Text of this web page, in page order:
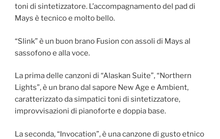
toni di sintetizzatore. L’accompagnamento del pad di
Mays è tecnico e molto bello.
“Slink” è un buon brano Fusion con assoli di Mays al
sassofono e alla voce.
La prima delle canzoni di “Alaskan Suite”, “Northern
Lights”, è un brano dal sapore New Age e Ambient,
caratterizzato da simpatici toni di sintetizzatore,
improvvisazioni di pianoforte e doppia base.
La seconda, “Invocation”, è una canzone di gusto etnico